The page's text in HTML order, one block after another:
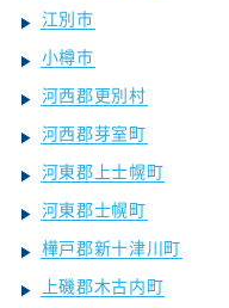
江別市
小樽市
河西郡更別村
河西郡芽室町
河東郡上士幌町
河東郡士幌町
樺戸郡新十津川町
上磯郡木古内町